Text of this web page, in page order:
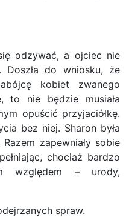
odzywać, a ojciec nie
Doszła do wniosku, że
kobiet zwanego
to nie będzie musiała
opuścić przyjaciółkę.
bez niej. Sharon była
zapewniały sobie
chociaż bardzo
względem – urody,
spraw.